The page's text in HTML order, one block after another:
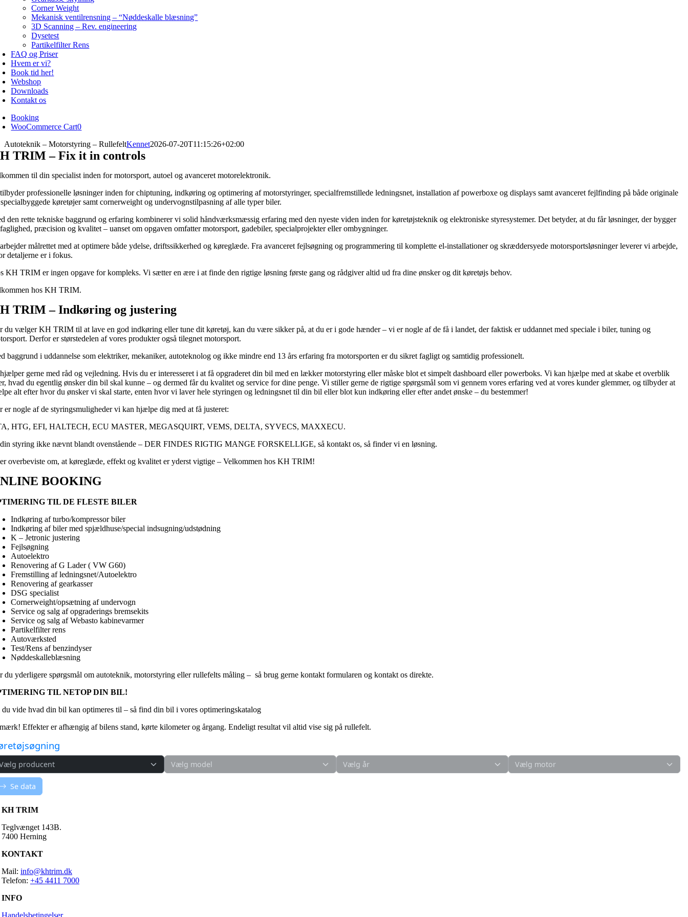
Corner Weight
Mekanisk ventilrensning – “Nøddeskalle blæsning”
3D Scanning – Rev. engineering
Dysetest
Partikelfilter Rens
FAQ og Priser
Hvem er vi?
Book tid her!
Webshop
Downloads
Kontakt os
Booking
WooCommerce Cart0
Autoteknik – Motorstyring – RullefeltKennet2026-07-20T11:15:26+02:00
TRIM – Fix it in controls
til din specialist inden for motorsport, autoel og avanceret motorelektronik.
professionelle løsninger inden for chiptuning, indkøring og optimering af motorstyringer, specialfremstillede ledningsnet, installation af powerboxe og displays samt avanceret fejlfinding på både originale
køretøjer samt cornerweight og undervognstilpasning af alle typer biler.
den rette tekniske baggrund og erfaring kombinerer vi solid håndværksmæssig erfaring med den nyeste viden inden for køretøjsteknik og elektroniske styresystemer. Det betyder, at du får løsninger, der bygger
præcision og kvalitet – uanset om opgaven omfatter motorsport, gadebiler, specialprojekter eller ombygninger.
målrettet med at optimere både ydelse, driftssikkerhed og køreglæde. Fra avanceret fejlsøgning og programmering til komplette el-installationer og skræddersyede motorsportsløsninger leverer vi arbejde,
detaljerne er i fokus.
KH TRIM er ingen opgave for kompleks. Vi sætter en ære i at finde den rigtige løsning første gang og rådgiver altid ud fra dine ønsker og dit køretøjs behov.
hos KH TRIM.
TRIM – Indkøring og justering
du vælger KH TRIM til at lave en god indkøring eller tune dit køretøj, kan du være sikker på, at du er i gode hænder – vi er nogle af de få i landet, der faktisk er uddannet med speciale i biler, tuning og
Derfor er størstedelen af vores produkter også tilegnet motorsport.
baggrund i uddannelse som elektriker, mekaniker, autoteknolog og ikke mindre end 13 års erfaring fra motorsporten er du sikret fagligt og samtidig professionelt.
gerne med råd og vejledning. Hvis du er interesseret i at få opgraderet din bil med en lækker motorstyring eller måske blot et simpelt dashboard eller powerboks. Vi kan hjælpe med at skabe et overblik
hvad du egentlig ønsker din bil skal kunne – og dermed får du kvalitet og service for dine penge. Vi stiller gerne de rigtige spørgsmål som vi gennem vores erfaring ved at vores kunder glemmer, og tilbyder at
alt efter hvor du ønsker vi skal starte, enten hvor vi laver hele styringen og ledningsnet til din bil eller blot kun indkøring eller efter andet ønske – du bestemmer!
er nogle af de styringsmuligheder vi kan hjælpe dig med at få justeret:
HTG, EFI, HALTECH, ECU MASTER, MEGASQUIRT, VEMS, DELTA, SYVECS, MAXXECU.
styring ikke nævnt blandt ovenstående – DER FINDES RIGTIG MANGE FORSKELLIGE, så kontakt os, så finder vi en løsning.
overbeviste om, at køreglæde, effekt og kvalitet er yderst vigtige – Velkommen hos KH TRIM!
BOOKING
TIL DE FLESTE BILER
Indkøring af turbo/kompressor biler
Indkøring af biler med spjældhuse/special indsugning/udstødning
K – Jetronic justering
Fejlsøgning
Autoelektro
Renovering af G Lader ( VW G60)
Fremstilling af ledningsnet/Autoelektro
Renovering af gearkasser
DSG specialist
Cornerweight/opsætning af undervogn
Service og salg af opgraderings bremsekits
Service og salg af Webasto kabinevarmer
Partikelfilter rens
Autoværksted
Test/Rens af benzindyser
Nøddeskalleblæsning
du yderligere spørgsmål om autoteknik, motorstyring eller rullefelts måling – så brug gerne kontakt formularen og kontakt os direkte.
TIL NETOP DIN BIL!
vide hvad din bil kan optimeres til – så find din bil i vores optimeringskatalog
Effekter er afhængig af bilens stand, kørte kilometer og årgang. Endeligt resultat vil altid vise sig på rullefelt.
KH TRIM
Teglvænget 143B.
7400 Herning
KONTAKT
Mail: info@khtrim.dk
Telefon: +45 4411 7000
INFO
Handelsbetingelser